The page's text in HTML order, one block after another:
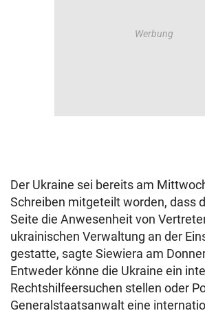
Der Ukraine sei bereits am
Schreiben mitgeteilt worden, dass
Seite die Anwesenheit von
ukrainischen Verwaltung an der
gestatte, sagte Siewiera am
Entweder könne die Ukraine ein
Rechtshilfeersuchen stellen oder
Generalstaatsanwalt eine